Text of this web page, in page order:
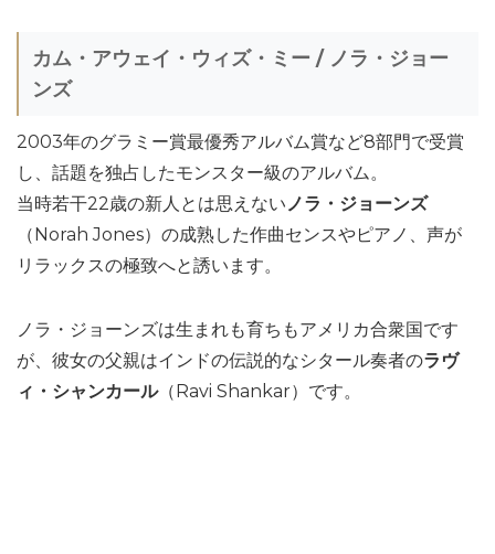
カム・アウェイ・ウィズ・ミー / ノラ・ジョー
ンズ
2003年のグラミー賞最優秀アルバム賞など8部門で受賞
し、話題を独占したモンスター級のアルバム。
当時若干22歳の新人とは思えない ノラ・ジョーンズ
（Norah Jones）の成熟した作曲センスやピアノ、声が
リラックスの極致へと誘います。
ノラ・ジョーンズは生まれも育ちもアメリカ合衆国です
が、彼女の父親はインドの伝説的なシタール奏者のラヴ
ィ・シャンカール（Ravi Shankar）です。